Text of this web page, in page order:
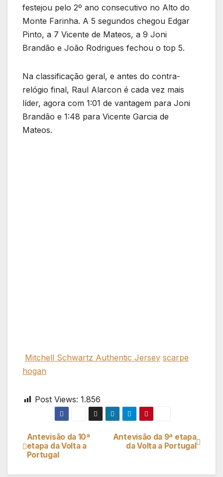
festejou pelo 2º ano consecutivo no Alto do
Monte Farinha. A 5 segundos chegou Edgar
Pinto, a 7 Vicente de Mateos, a 9 Joni
Brandão e João Rodrigues fechou o top 5.
Na classificação geral, e antes do contra-
relógio final, Raul Alarcon é cada vez mais
líder, agora com 1:01 de vantagem para Joni
Brandão e 1:48 para Vicente Garcia de
Mateos.
Mitchell Schwartz Authentic Jersey scarpe
hogan
Post Views: 1.856
Navegação
de
Antevisão da 9ª etapa
da Volta a Portugal
Antevisão da 10ª
etapa da Volta a
Portugal